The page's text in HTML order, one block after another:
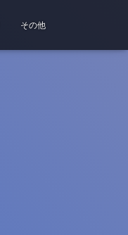
その他